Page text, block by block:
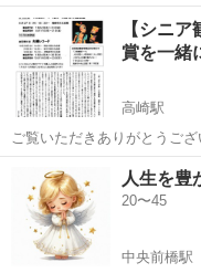
け作業などを行っていただき
お仕事探しはコンシェルスタッフにお
をしっかりサポート！ ...
群馬 太田市
【シニ
賞を一緒
高崎駅
ご覧いただきありがとうござ
近、外出する機会が少なく
い。」 「一人では始めにくい。」 そんな方に、ぜひ知っ
い会です。 ...
群馬 高崎駅
人生を豊
20〜45
中央前橋駅